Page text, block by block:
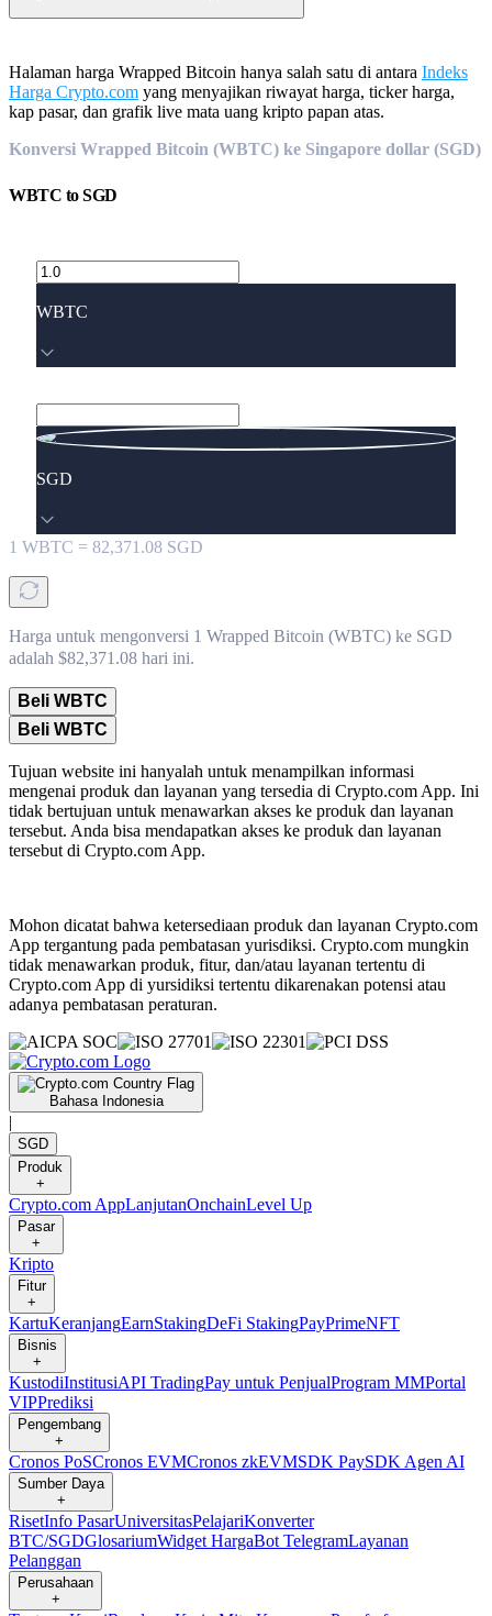
Halaman harga Wrapped Bitcoin hanya salah satu di antara Indeks
Harga Crypto.com yang menyajikan riwayat harga, ticker harga,
kap pasar, dan grafik live mata uang kripto papan atas.
Konversi Wrapped Bitcoin (WBTC) ke Singapore dollar (SGD)
WBTC toSGD
WBTC
SGD
1 WBTC = 82,371.08 SGD
Harga untuk mengonversi 1 Wrapped Bitcoin (WBTC) ke SGD
adalah $82,371.08 hari ini.
Beli WBTC
Beli WBTC
Tujuan website ini hanyalah untuk menampilkan informasi
mengenai produk dan layanan yang tersedia di Crypto.com App. Ini
tidak bertujuan untuk menawarkan akses ke produk dan layanan
tersebut. Anda bisa mendapatkan akses ke produk dan layanan
tersebut di Crypto.com App.
Mohon dicatat bahwa ketersediaan produk dan layanan Crypto.com
App tergantung pada pembatasan yurisdiksi. Crypto.com mungkin
tidak menawarkan produk, fitur, dan/atau layanan tertentu di
Crypto.com App di yursidiksi tertentu dikarenakan potensi atau
adanya pembatasan peraturan.
Bahasa Indonesia
|
SGD
Produk
+
Crypto.com AppLanjutanOnchainLevel Up
Pasar
+
Kripto
Fitur
+
KartuKeranjangEarnStakingDeFi StakingPayPrimeNFT
Bisnis
+
KustodiInstitusiAPI TradingPay untuk PenjualProgram MMPortal
VIPPrediksi
Pengembang
+
Cronos PoSCronos EVMCronos zkEVMSDK PaySDK Agen AI
Sumber Daya
+
RisetInfo PasarUniversitasPelajariKonverter
BTC/SGDGlosariumWidget HargaBot TelegramLayanan
Pelanggan
Perusahaan
+